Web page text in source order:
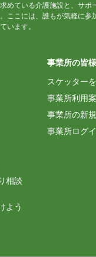
スでのシーツ交換や車
きなあなた！ちからを貸
てくれる方大募集！☆地
特技を披露してくれる
3,000
レンジメントが得意な方
てくれる方の募集です☆
イサービスで特技を披露
めている介護施設と、サポ
ここには、誰もが気軽に参
います。
相談
よう
事業所の皆様
スケッター
事業所利用
事業所の新
事業所ログ